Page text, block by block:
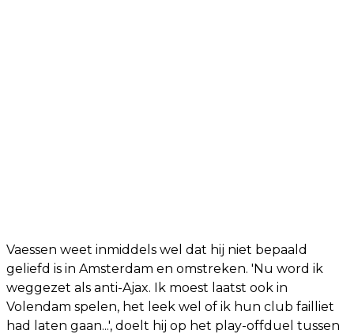
Vaessen weet inmiddels wel dat hij niet bepaald
geliefd is in Amsterdam en omstreken. 'Nu word ik
weggezet als anti-Ajax. Ik moest laatst ook in
Volendam spelen, het leek wel of ik hun club failliet
had laten gaan...', doelt hij op het play-offduel tussen